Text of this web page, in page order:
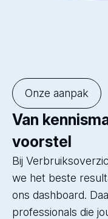
Onze aanpak
Van
voorstel
Bij
we het beste
ons dashboard.
professionals die